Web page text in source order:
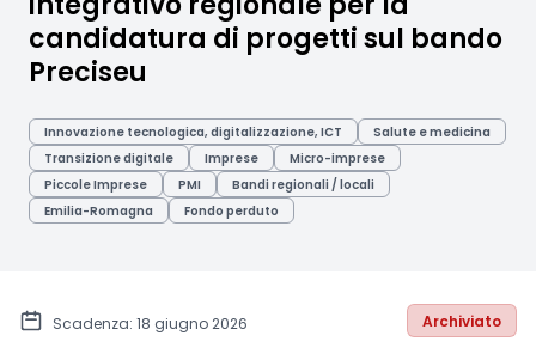
candidatura di progetti sul bando
Preciseu
Innovazione tecnologica, digitalizzazione, ICT
Salute e medicina
Transizione digitale
Imprese
Micro-imprese
Piccole Imprese
PMI
Bandi regionali / locali
Emilia-Romagna
Fondo perduto
Scadenza: 18 giugno 2026 Archiviato